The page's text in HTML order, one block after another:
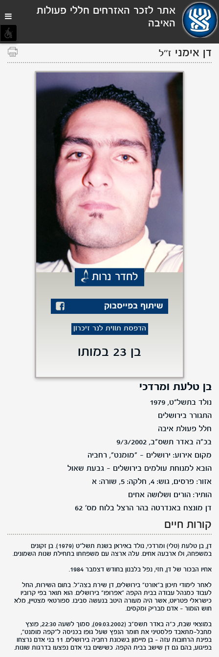
תפריט
נגישות
אתר לזכר האזרחים חללי פעולות
האיבה
דן אימני ז''ל
לחדר נרות
שיתוף בפייסבוק
הדפסת תווית לנר זיכרון
בן 23 במותו
בן טלעת ומרדכי
נולד בתשל"ט, 1979
התגורר בירושלים
חלל פעולת איבה
בכ"ה באדר תשס"ב, 9/3/2002
מקום אירוע: ירושלים - "מומנט", רחביה
הובא למנוחת עולמים בירושלים - גבעת שאול
אזור: פרסים, גוש: 4, חלקה: 5, שורה: א
הותיר: הורים ושלושה אחים
דן מונצח באנדרטה בהר הרצל בלוח מס' 62
קורות חיים
דן, בן טלעת (טלי) ומרדכי, נולד באיראן בשנת תשל"ט (1979). בן זקונים
במשפחה, ולו ארבעה אחים. עלה ארצה עם משפחתו בתחילת שנות השמונים.
אחיו הבכור של דן, חזי, נפל בלבנון בחודש דצמבר 1984.
לאחר לימודי תיכון ב"אורט" בירושלים, דן שירת בצה"ל. בתום השירות, החל
לעבוד כמנהל עבודה בבית הקפה "אפרופו" בירושלים. הוא תואר בפי קרוביו
כישראלי פטריוט, אשר היה מעורה היטב בנעשה סביבו. ספורטאי מצטיין, מלא
חוש הומור – אדם מבריק ומקסים.
במוצאי שבת, כ"ה באדר תשס"ב (09.03.2002), סמוך לשעה 22:30, פוצץ
מחבל-מתאבד פלסטיני את חומר הנפץ שעל גופו בכניסה ל"קפה מומנט",
בפינת הרחובות עזה – בן מיימון בשכונת רחביה בירושלים. 11 בני אדם נרצחו
בפיגוע, בהם גם דן שישב בבית הקפה. כשישים בני אדם נפצעו בדרגות שונות.